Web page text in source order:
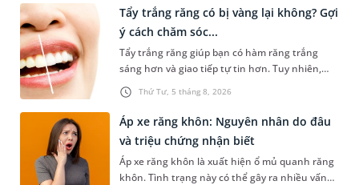
răng miệng và sức khỏe tổng thể của trẻ. Dưới
đây là 3 cách điều trị khớp cắn ngược ở trẻ em
dễ thực hiện, hiệu quả cao mà các bậc phụ
huynh có thể tham khảo.
Thứ Tư, 5 tháng 8, 2026
Tẩy trắng răng có bị vàng lại không? Gợi
ý cách chăm sóc...
Tẩy trắng răng giúp bạn có hàm răng trắng
sáng hơn và giao tiếp tự tin hơn. Tuy nhiên,
nhiều người lại băn khoăn về tình trạng răng bị
vàng ố, xỉn màu sau khi tẩy trắng một thời
gian. Vậy tẩy trắng răng có bị vàng lại không? Vì
sao răng bị vàng trở lại và cần chăm sóc răng
như thế nào. Mời bạn cùng tham khảo câu trả
lời chi tiết dưới đây.
Áp xe răng khôn: Nguyên nhân do đâu
và triệu chứng nhận biết
Áp xe răng khôn là xuất hiện ổ mủ quanh răng
khôn. Tình trạng này có thể gây ra nhiều vấn